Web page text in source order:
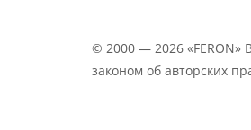
© 2000 — 2026
законом об авторских